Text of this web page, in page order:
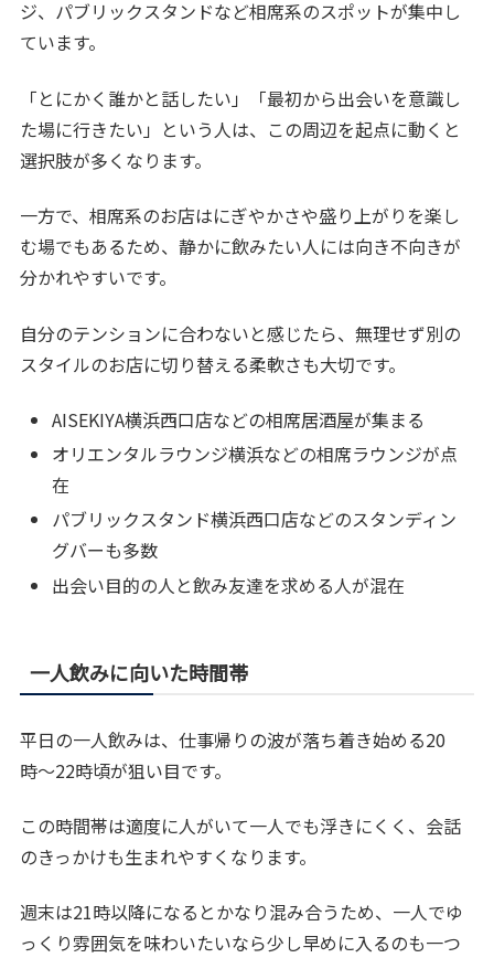
ジ、パブリックスタンドなど相席系のスポットが集中し
ています。
「とにかく誰かと話したい」「最初から出会いを意識し
た場に行きたい」という人は、この周辺を起点に動くと
選択肢が多くなります。
一方で、相席系のお店はにぎやかさや盛り上がりを楽し
む場でもあるため、静かに飲みたい人には向き不向きが
分かれやすいです。
自分のテンションに合わないと感じたら、無理せず別の
スタイルのお店に切り替える柔軟さも大切です。
AISEKIYA横浜西口店などの相席居酒屋が集まる
オリエンタルラウンジ横浜などの相席ラウンジが点
在
パブリックスタンド横浜西口店などのスタンディン
グバーも多数
出会い目的の人と飲み友達を求める人が混在
一人飲みに向いた時間帯
平日の一人飲みは、仕事帰りの波が落ち着き始める20
時〜22時頃が狙い目です。
この時間帯は適度に人がいて一人でも浮きにくく、会話
のきっかけも生まれやすくなります。
週末は21時以降になるとかなり混み合うため、一人でゆ
っくり雰囲気を味わいたいなら少し早めに入るのも一つ